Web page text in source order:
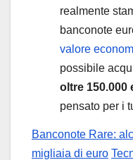
realmente
banconote
valore
possibile
oltre 150.000
pensato per i
Banconote Rare:
migliaia di euro